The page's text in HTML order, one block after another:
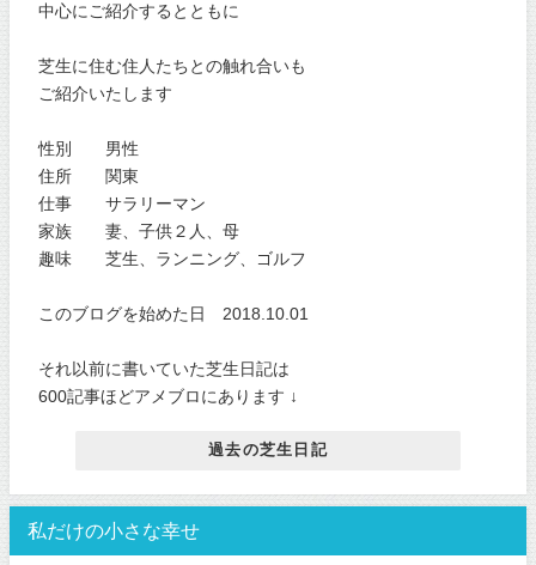
中心にご紹介するとともに
芝生に住む住人たちとの触れ合いも
ご紹介いたします
性別 男性
住所 関東
仕事 サラリーマン
家族 妻、子供２人、母
趣味 芝生、ランニング、ゴルフ
このブログを始めた日 2018.10.01
それ以前に書いていた芝生日記は
600記事ほどアメブロにあります ↓
過去の芝生日記
私だけの小さな幸せ